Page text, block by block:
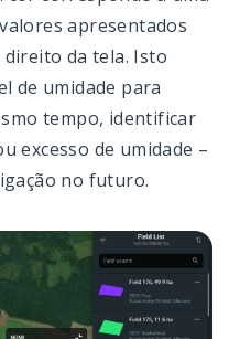
apresentados
da tela. Isto
de umidade para
tempo, identificar
excesso de umidade –
no futuro.